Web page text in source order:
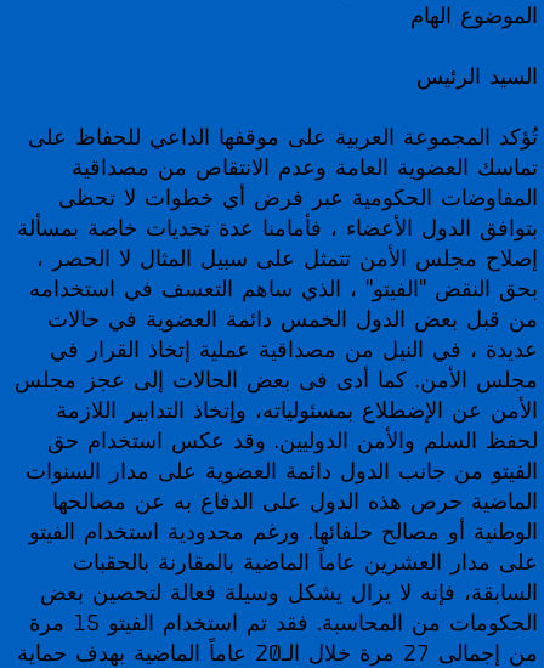
الموضوع الهام
السيد الرئيس
تُؤكد المجموعة العربية على موقفها الداعي للحفاظ على
تماسك العضوية العامة وعدم الانتقاص من مصداقية
المفاوضات الحكومية عبر فرض أي خطوات لا تحظى
بتوافق الدول الأعضاء ، فأمامنا عدة تحديات خاصة بمسألة
إصلاح مجلس الأمن تتمثل على سبيل المثال لا الحصر ،
بحق النقض "الفيتو" ، الذي ساهم التعسف في استخدامه
من قبل بعض الدول الخمس دائمة العضوية في حالات
عديدة ، في النيل من مصداقية عملية إتخاذ القرار في
مجلس الأمن. كما أدى فى بعض الحالات إلى عجز مجلس
الأمن عن الإضطلاع بمسئولياته، وإتخاذ التدابير اللازمة
لحفظ السلم والأمن الدوليين. وقد عكس استخدام حق
الفيتو من جانب الدول دائمة العضوية على مدار السنوات
الماضية حرص هذه الدول على الدفاع به عن مصالحها
الوطنية أو مصالح حلفائها. ورغم محدودية استخدام الفيتو
على مدار العشرين عاماً الماضية بالمقارنة بالحقبات
السابقة، فإنه لا يزال يشكل وسيلة فعالة لتحصين بعض
الحكومات من المحاسبة. فقد تم استخدام الفيتو 15 مرة
من إجمالى 27 مرة خلال الـ20 عاماً الماضية بهدف حماية